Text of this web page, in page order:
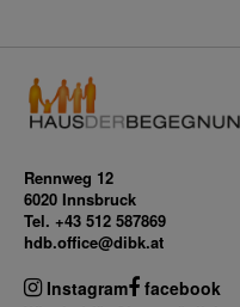
Rennweg 12
6020 Innsbruck
Tel. +43 512 587869
hdb.office@dibk.at
Instagram facebook